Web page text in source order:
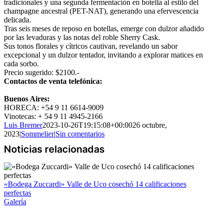
tradicionales y una segunda fermentación en botella al estilo del
champagne ancestral (PET-NAT), generando una efervescencia
delicada.
Tras seis meses de reposo en botellas, emerge con dulzor añadido
por las levaduras y las notas del roble Sherry Cask.
Sus tonos florales y cítricos cautivan, revelando un sabor
excepcional y un dulzor tentador, invitando a explorar matices en
cada sorbo.
Precio sugerido: $2100.-
Contactos de venta telefónica:
Buenos Aires:
HORECA: +54 9 11 6614-9009
Vinotecas: + 54 9 11 4945-2166
Luis Bremer2023-10-26T19:15:08+00:0026 octubre,
2023|Sommelier|Sin comentarios
«Bodega Zuccardi» Valle de Uco cosechó 14 calificaciones
perfectas
Galería